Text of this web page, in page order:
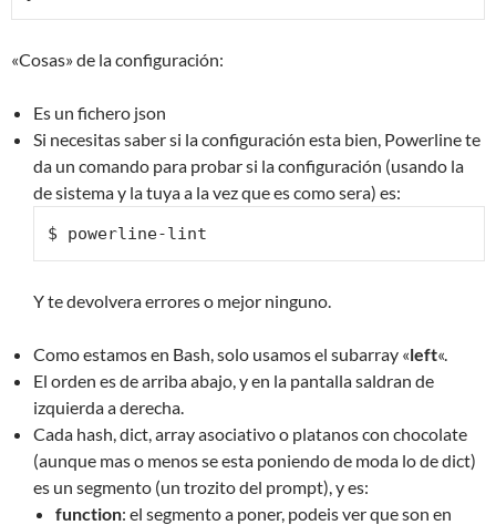
«Cosas» de la configuración:
Es un fichero json
Si necesitas saber si la configuración esta bien, Powerline te
da un comando para probar si la configuración (usando la
de sistema y la tuya a la vez que es como sera) es:
$ powerline-lint
Y te devolvera errores o mejor ninguno.
Como estamos en Bash, solo usamos el subarray «left«.
El orden es de arriba abajo, y en la pantalla saldran de
izquierda a derecha.
Cada hash, dict, array asociativo o platanos con chocolate
(aunque mas o menos se esta poniendo de moda lo de dict)
es un segmento (un trozito del prompt), y es:
function: el segmento a poner, podeis ver que son en